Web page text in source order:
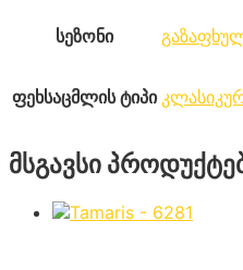
სეზონი
ფეხსაცმლის ტიპი
მსგავსი